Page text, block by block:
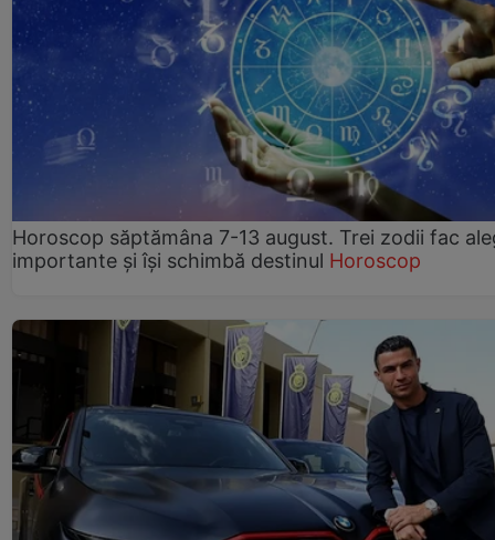
Horoscop săptămâna 7-13 august. Trei zodii fac
importante și își schimbă destinul Horoscop